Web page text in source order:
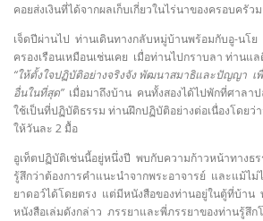
คอยส่งเงินที่ได้จากผลเก็บเกี่ยวในไร่นาของครอบครัว
เจ็ดปีผ่านไป ท่านเดินทางกลับหมู่บ้านพร้อมกับอู-นโ
ครองเรือนเหมือนเช่นเคย เมื่อท่านไปกราบลา ท่านแ
“ให้ตั้งใจปฏิบัติอย่างจริงจัง พัฒนาสมาธิและปัญญา เ
อื่นในที่สุด”เมื่อมาถึงบ้าน คนทั้งสองได้ไปพักที่ศาลา
ใช้เป็นที่ปฏิบัติธรรม ท่านฝึกปฏิบัติอย่างต่อเนื่องโดยว่
ให้วันละ 2 มื้อ
อูเท็ตปฏิบัติเช่นนี้อยู่หนึ่งปี พบกับความก้าวหน้าทางธ
รู้สึกว่าต้องการคำแนะนำจากพระอาจารย์ และแม้ไ
ยาดอว์ได้โดยตรง แต่มีหนังสือของท่านอยู่ในตู้ที่บ้าน
หนังสือเล่มดังกล่าว ภรรยาและพี่ภรรยาของท่านรู้สึ